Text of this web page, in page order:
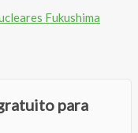
Fukushima
para